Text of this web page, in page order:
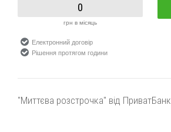
0
грн в місяць
Електронний договір
Рішення протягом години
"Миттєва розстрочка" від ПриватБанк